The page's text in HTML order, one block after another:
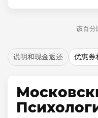
该百分
说明和现金返还 优惠券